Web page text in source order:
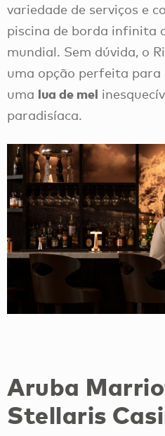
variedade de serviços e
piscina de borda infinita
mundial. Sem dúvida, o
uma opção perfeita para
uma lua de mel
paradisíaca.
Aruba
Stellaris